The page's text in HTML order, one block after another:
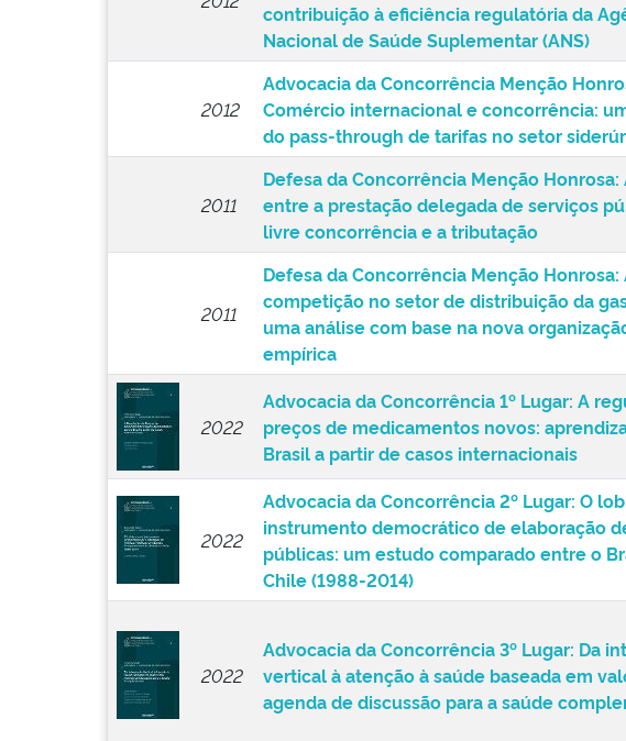
moral no mercado de plano de saúde: uma
contribuição à eficiência regulatória da
Nacional de Saúde Suplementar (ANS)
Advocacia da Concorrência Menção
Comércio internacional e concorrência:
do pass-through de tarifas no setor
Defesa da Concorrência Menção Honrosa:
entre a prestação delegada de serviços
livre concorrência e a tributação
Defesa da Concorrência Menção Honrosa:
competição no setor de distribuição da
uma análise com base na nova
empírica
Advocacia da Concorrência 1º Lugar: A
preços de medicamentos novos:
Brasil a partir de casos internacionais
Advocacia da Concorrência 2º Lugar: O
instrumento democrático de elaboração
públicas: um estudo comparado entre o
Chile (1988-2014)
Advocacia da Concorrência 3º Lugar: Da
vertical à atenção à saúde baseada em